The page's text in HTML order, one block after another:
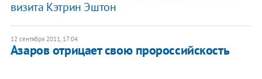
визита Кэтрин Эштон
12 сентября 2011, 17:04
Азаров отрицает свою пророссийскость